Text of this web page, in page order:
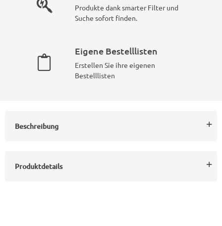
Produkte dank smarter Filter und
Suche sofort finden.
Eigene Bestelllisten
Erstellen Sie ihre eigenen
Bestelllisten
Beschreibung
Produktdetails